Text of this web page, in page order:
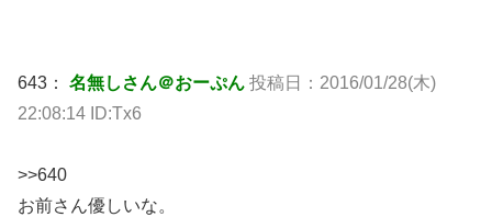
643： 名無しさん＠おーぷん 投稿日：2016/01/28(木)
22:08:14 ID:Tx6
>>640
お前さん優しいな。